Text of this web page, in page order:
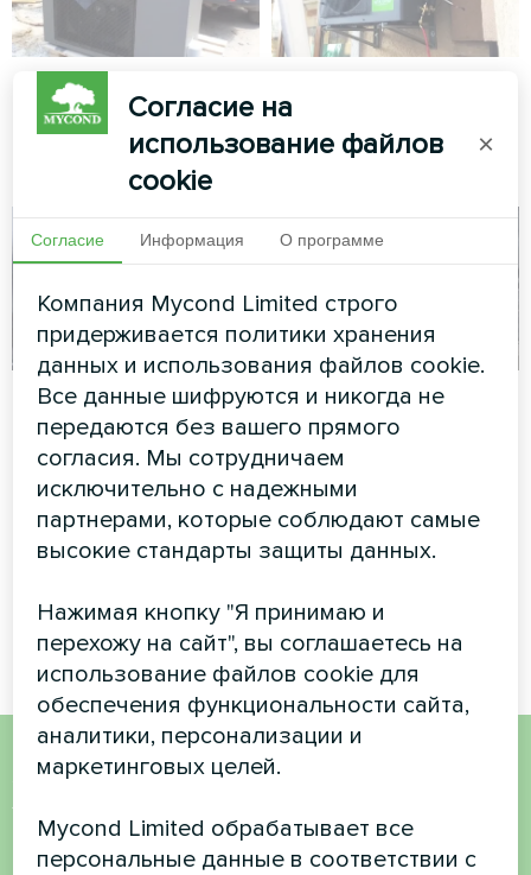
Коттедж
Сплит-тепловой насос Artic
Home серии Smart
Сплит-тепловой насос Artic
Home серии Basic
Коммерческий
объект
Модульный тепловой насос
Реабилитационный
медицинский центр
с фанкойлом
Mycond Duct
Канальный фанкойл MyCond
комфорт
Хотите купить или у вас
есть вопросы?
Согласие на
использование файлов
cookie
×
Согласие Информация О программе
Компания Mycond Limited строго
придерживается политики хранения
данных и использования файлов cookie.
Все данные шифруются и никогда не
передаются без вашего прямого
согласия. Мы сотрудничаем
исключительно с надежными
партнерами, которые соблюдают самые
высокие стандарты защиты данных.
Нажимая кнопку "Я принимаю и
перехожу на сайт", вы соглашаетесь на
использование файлов cookie для
обеспечения функциональности сайта,
аналитики, персонализации и
маркетинговых целей.
Mycond Limited обрабатывает все
персональные данные в соответствии с